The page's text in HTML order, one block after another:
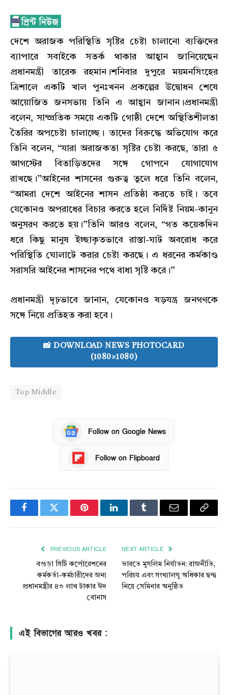
দেশে অরাজক পরিস্থিতি সৃষ্টির চেষ্টা চালানো ব্যক্তিদের
ব্যাপারে সবাইকে সতর্ক থাকার আহ্বান জানিয়েছেন
প্রধানমন্ত্রী তারেক রহমান।শনিবার দুপুরে ময়মনসিংহের
ত্রিশালে একটি খাল পুনঃখনন প্রকল্পের উদ্বোধন শেষে
আয়োজিত জনসভায় তিনি এ আহ্বান জানান।প্রধানমন্ত্রী
বলেন, সাম্প্রতিক সময়ে একটি গোষ্ঠী দেশে অস্থিতিশীলতা
তৈরির অপচেষ্টা চালাচ্ছে। তাদের বিরুদ্ধে অভিযোগ করে
তিনি বলেন, “যারা অরাজকতা সৃষ্টির চেষ্টা করছে, তারা ৫
আগস্টের বিতাড়িতদের সঙ্গে গোপনে যোগাযোগ
রাখছে।”আইনের শাসনের গুরুত্ব তুলে ধরে তিনি বলেন,
“আমরা দেশে আইনের শাসন প্রতিষ্ঠা করতে চাই। তবে
যেকোনও অপরাধের বিচার করতে হলে নির্দিষ্ট নিয়ম-কানুন
অনুসরণ করতে হয়।”তিনি আরও বলেন, “গত কয়েকদিন
ধরে কিছু মানুষ ইচ্ছাকৃতভাবে রাস্তা-ঘাট অবরোধ করে
পরিস্থিতি ঘোলাটে করার চেষ্টা করছে। এ ধরনের কর্মকাণ্ড
সরাসরি আইনের শাসনের পথে বাধা সৃষ্টি করে।”
প্রধানমন্ত্রী দৃঢ়ভাবে জানান, যেকোনও ষড়যন্ত্র জনগণকে
সঙ্গে নিয়ে প্রতিহত করা হবে।
📸 DOWNLOAD NEWS PHOTOCARD
(1080×1080)
Top Middle
Follow on Google News
Follow on Flipboard
FacebookTwitter PinterestLinkedInTumblr Email
Copy
PREVIOUS ARTICLE
বগুড়া সিটি কর্পোরেশনের
কর্মকর্তা-কর্মচারীদের জন্য
প্রধানমন্ত্রীর ৪৩ লাখ টাকার ঈদ
বোনাস
NEXT ARTICLE
ভারতে মুসলিম নির্যাতন: রাজনীতি,
পরিচয় এবং সংখ্যালঘু অধিকার দ্বন্দ্ব
নিয়ে সেমিনার অনুষ্ঠিত
এই বিভাগের আরও খবর :